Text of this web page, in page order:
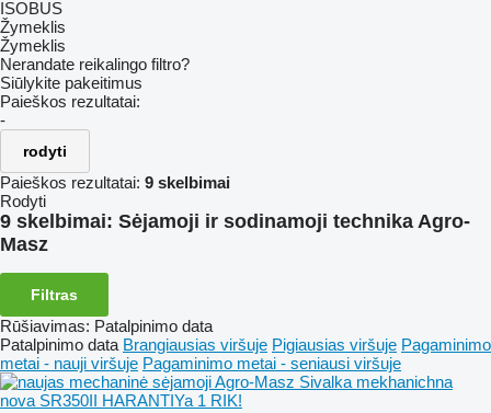
ISOBUS
Žymeklis
Žymeklis
Nerandate reikalingo filtro?
Siūlykite pakeitimus
Paieškos rezultatai:
-
rodyti
Paieškos rezultatai: 9 skelbimai
Rodyti
9 skelbimai: Sėjamoji ir sodinamoji technika Agro-
Masz
Filtras
Rūšiavimas: Patalpinimo data
Patalpinimo data Brangiausias viršuje Pigiausias viršuje Pagaminimo
metai - nauji viršuje Pagaminimo metai - seniausi viršuje